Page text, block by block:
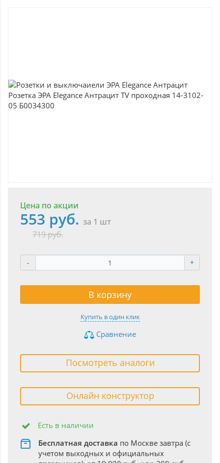
Цена по акции
553 руб. за 1 шт
719 руб.
- +
В корзину
Купить в один клик
Сравнение
Посмотреть аналоги
Онлайн конструктор
Есть в наличии
Бесплатная доставка по Москве завтра (с
учетом выходных и официальных